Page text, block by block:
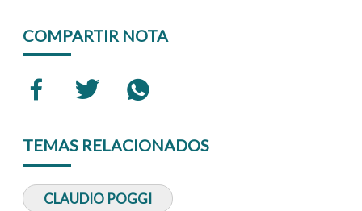
COMPARTIR NOTA
TEMAS RELACIONADOS
CLAUDIO POGGI